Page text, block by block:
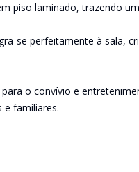
piso laminado, trazendo
se perfeitamente à sala,
o convívio e
e familiares.